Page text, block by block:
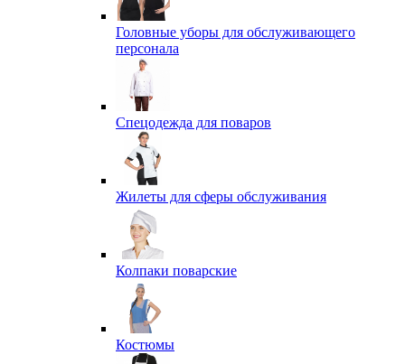
Головные уборы для обслуживающего
персонала
Спецодежда для поваров
Жилеты для сферы обслуживания
Колпаки поварские
Костюмы